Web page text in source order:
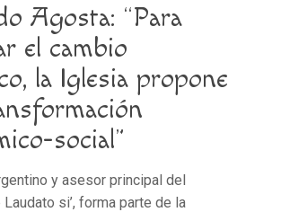
Agosta: “Para
el cambio
la Iglesia propone
social”
y asesor principal del
si’, forma parte de la